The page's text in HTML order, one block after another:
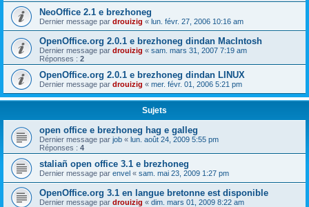
NeoOffice 2.1 e brezhoneg
Dernier message par drouizig « lun. févr. 27, 2006 10:16 am
OpenOffice.org 2.0.1 e brezhoneg dindan MacIntosh
Dernier message par drouizig « sam. mars 31, 2007 7:19 am
Réponses : 2
OpenOffice.org 2.0.1 e brezhoneg dindan LINUX
Dernier message par drouizig « mer. févr. 01, 2006 5:21 pm
Sujets
open office e brezhoneg hag e galleg
Dernier message par job « lun. août 24, 2009 5:55 pm
Réponses : 4
staliañ open office 3.1 e brezhoneg
Dernier message par envel « sam. mai 23, 2009 1:27 pm
OpenOffice.org 3.1 en langue bretonne est disponible
Dernier message par drouizig « dim. mars 01, 2009 8:22 am